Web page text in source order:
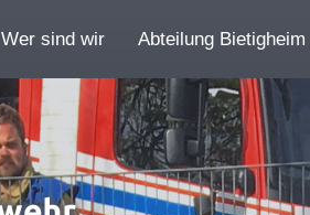
Wer sind wir Abteilung Bietigheim